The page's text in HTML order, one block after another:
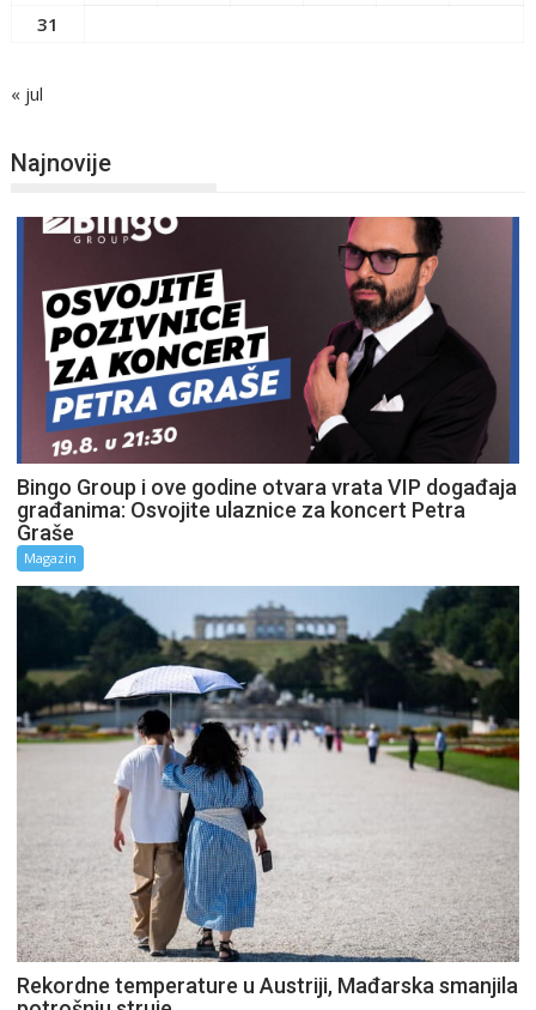
31
« jul
Najnovije
Bingo Group i ove godine otvara vrata VIP događaja
građanima: Osvojite ulaznice za koncert Petra
Graše
Magazin
Rekordne temperature u Austriji, Mađarska smanjila